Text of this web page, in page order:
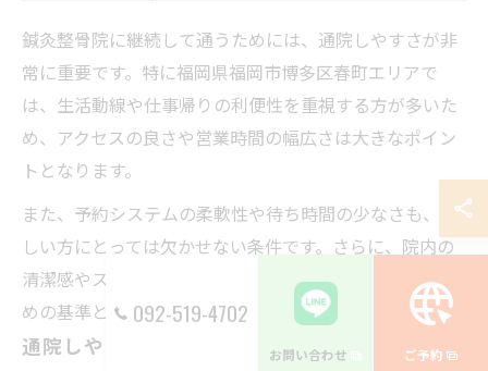
鍼灸整骨院に継続して通うためには、通院しやすさが非
常に重要です。特に福岡県福岡市博多区春町エリアで
は、生活動線や仕事帰りの利便性を重視する方が多いた
め、アクセスの良さや営業時間の幅広さは大きなポイン
トとなります。
また、予約システムの柔軟性や待ち時間の少なさも、忙
しい方にとっては欠かせない条件です。さらに、院内の
清潔感やスタッフの丁寧な対応も、安心して長く通うた
めの基準となります。
通院しやすい鍼灸整骨院の主な特徴
092-519-4702
お問い合わせ ご予約